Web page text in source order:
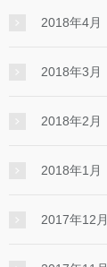
2018年4月
2018年3月
2018年2月
2018年1月
2017年12月